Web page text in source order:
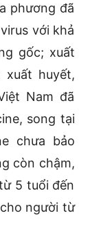
phương đã
với khả
gốc; xuất
xuất huyết,
Nam đã
song tại
chưa bảo
còn chậm,
5 tuổi đến
người từ